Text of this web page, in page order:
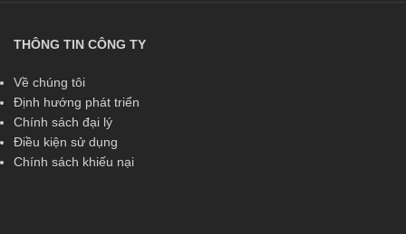
THÔNG TIN CÔNG TY
Về chúng tôi
Định hướng phát triển
Chính sách đại lý
Điều kiện sử dụng
Chính sách khiếu nại